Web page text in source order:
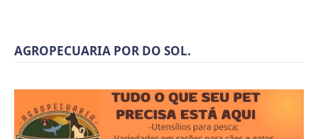
AGROPECUARIA POR DO SOL.